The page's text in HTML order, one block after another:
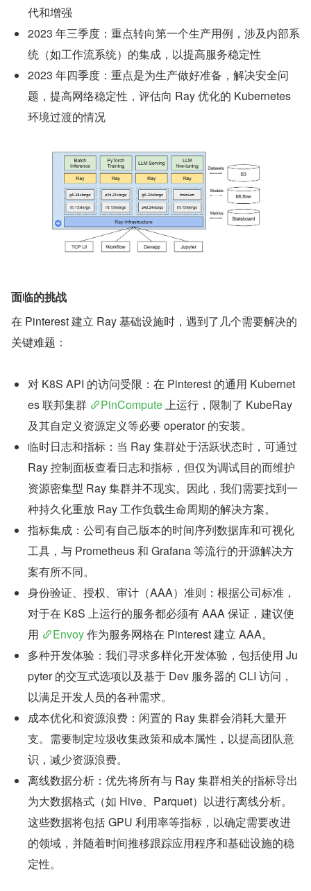
代和增强
2023 年三季度：重点转向第一个生产用例，涉及内部系
统（如工作流系统）的集成，以提高服务稳定性
2023 年四季度：重点是为生产做好准备，解决安全问
题，提高网络稳定性，评估向 Ray 优化的 Kubernetes
环境过渡的情况
面临的挑战
在 Pinterest 建立 Ray 基础设施时，遇到了几个需要解决的
关键难题：
对 K8S API 的访问受限：在 Pinterest 的通用 Kubernet
es 联邦集群
PinCompute 上运行，限制了 KubeRay
及其自定义资源定义等必要 operator 的安装。
临时日志和指标：当 Ray 集群处于活跃状态时，可通过
Ray 控制面板查看日志和指标，但仅为调试目的而维护
资源密集型 Ray 集群并不现实。因此，我们需要找到一
种持久化重放 Ray 工作负载生命周期的解决方案。
指标集成：公司有自己版本的时间序列数据库和可视化
工具，与 Prometheus 和 Grafana 等流行的开源解决方
案有所不同。
身份验证、授权、审计（AAA）准则：根据公司标准，
对于在 K8S 上运行的服务都必须有 AAA 保证，建议使
用
Envoy 作为服务网格在 Pinterest 建立 AAA。
多种开发体验：我们寻求多样化开发体验，包括使用 Ju
pyter 的交互式选项以及基于 Dev 服务器的 CLI 访问，
以满足开发人员的各种需求。
成本优化和资源浪费：闲置的 Ray 集群会消耗大量开
支。需要制定垃圾收集政策和成本属性，以提高团队意
识，减少资源浪费。
离线数据分析：优先将所有与 Ray 集群相关的指标导出
为大数据格式（如 Hive、Parquet）以进行离线分析。
这些数据将包括 GPU 利用率等指标，以确定需要改进
的领域，并随着时间推移跟踪应用程序和基础设施的稳
定性。